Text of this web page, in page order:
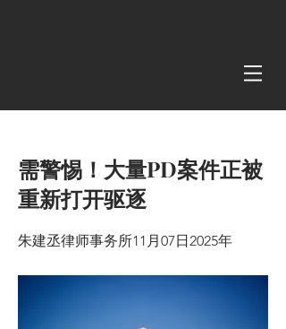
需警惕！大量PD案件正被
重新打开驱逐
朱建丞律师事务所11月07日2025年